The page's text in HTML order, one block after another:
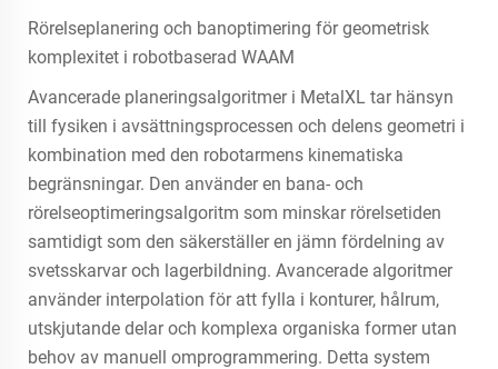
Rörelseplanering och banoptimering för geometrisk
komplexitet i robotbaserad WAAM
Avancerade planeringsalgoritmer i MetalXL tar hänsyn
till fysiken i avsättningsprocessen och delens geometri i
kombination med den robotarmens kinematiska
begränsningar. Den använder en bana- och
rörelseoptimeringsalgoritm som minskar rörelsetiden
samtidigt som den säkerställer en jämn fördelning av
svetsskarvar och lagerbildning. Avancerade algoritmer
använder interpolation för att fylla i konturer, hålrum,
utskjutande delar och komplexa organiska former utan
behov av manuell omprogrammering. Detta system